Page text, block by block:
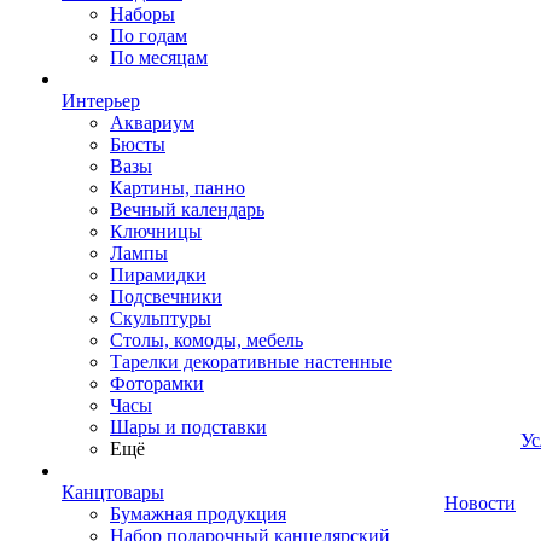
Наборы
По годам
По месяцам
Интерьер
Аквариум
Бюсты
Вазы
Картины, панно
Вечный календарь
Ключницы
Лампы
Пирамидки
Подсвечники
Скульптуры
Столы, комоды, мебель
Тарелки декоративные настенные
Фоторамки
Часы
Шары и подставки
Ещё
Канцтовары
Бумажная продукция
Набор подарочный канцелярский
Новости